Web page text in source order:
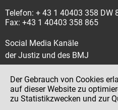
Telefon: + 43 1 40403 358 DW
Fax: +43 1 40403 358 865
Social Media Kanäle
der Justiz und des BMJ
Impressum
Der Gebrauch von Cookies
auf dieser Website zu
zu Statistikzwecken und zur